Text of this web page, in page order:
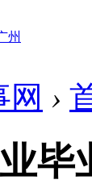
州
›
毕